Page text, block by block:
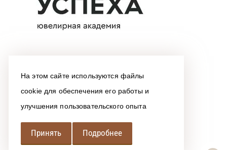
На этом сайте используются файлы
cookie для обеспечения его работы и
улучшения пользовательского опыта
Принять Подробнее